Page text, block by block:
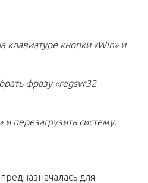
клавиатуре кнопки «Win» и
фразу «regsvr32
перезагрузить систему.
для